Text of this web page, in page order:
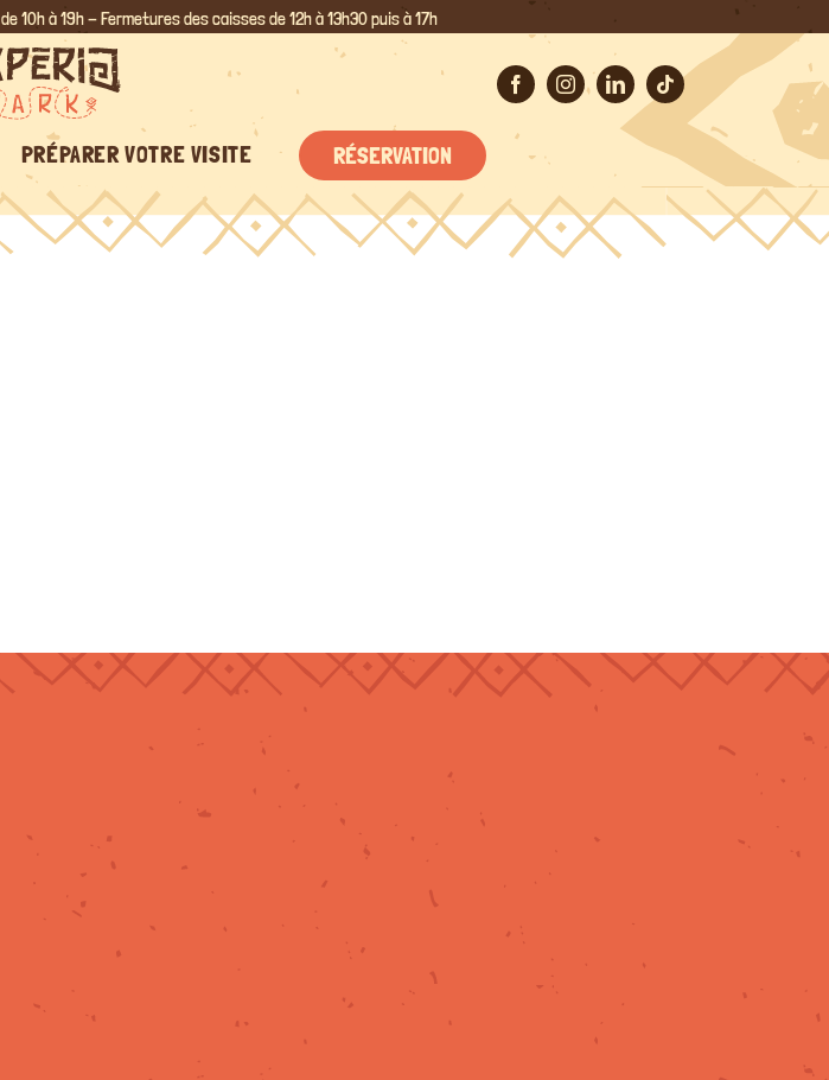
de 10h à 19h - Fermetures des caisses de 12h à 13h30 puis à 17h
PRÉPARER VOTRE VISITE RÉSERVATION